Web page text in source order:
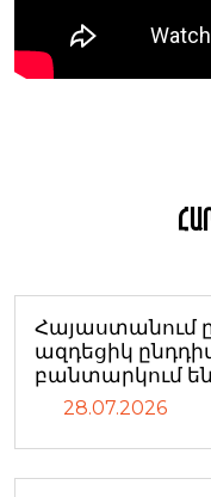
Հայաստանում
ազդեցիկ
բանտարկում են
28.07.2026